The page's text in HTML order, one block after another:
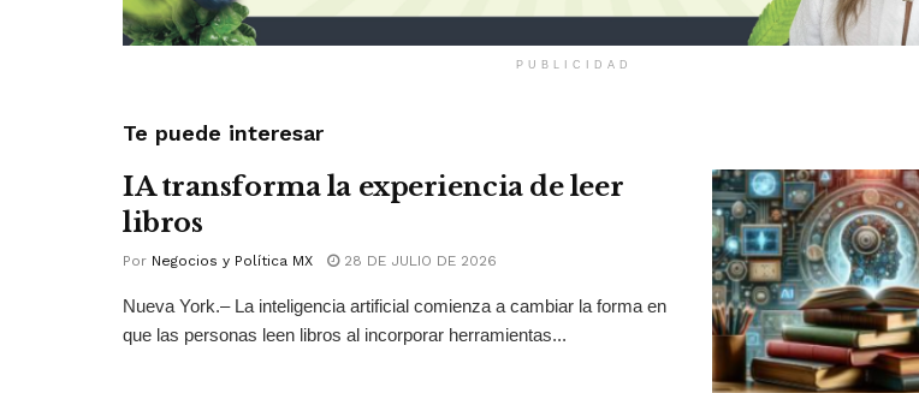
PUBLICIDAD
Te puede interesar
IA transforma la experiencia de leer
libros
Por Negocios y Política MX 28 DE JULIO DE 2026
Nueva York.– La inteligencia artificial comienza a cambiar la forma en
que las personas leen libros al incorporar herramientas...